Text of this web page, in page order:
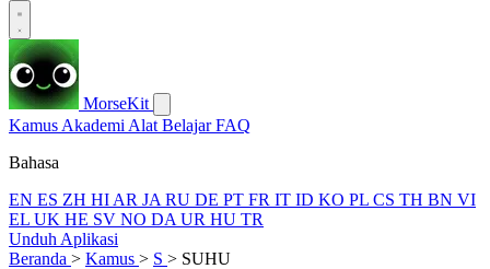
MorseKit
Kamus Akademi Alat BelajarFAQ
Bahasa
EN ES ZH HI AR JA RU DE PT FR IT ID KO PL CS TH BN VI
EL UK HE SV NO DA UR HU TR
Unduh Aplikasi
Beranda > Kamus > S > SUHU